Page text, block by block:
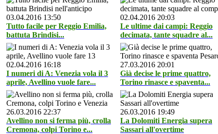
03.04.2016 13:50
Tutto facile per Reggio Emilia,
battuta Brindisi...
02.04.2016 20:03
Le ultime dai campi: Reggio
decimata, tante squadre al...
02.04.2016 16:18
I numeri di A: Venezia vola il 3
aprile, Avellino vuole fare...
27.03.2016 20:01
Già decise le prime quattro,
Torino rinasce e spaventa...
26.03.2016 22:37
Avellino non si ferma più, crolla
Cremona, colpi Torino e...
26.03.2016 19:49
La Dolomiti Energia supera
Sassari all'overtime